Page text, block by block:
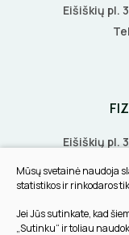
DŪMŲ
Eišiškių pl.
Eišiškių pl.
Tilžės
Mūsų svetainė naudoja
statistikos ir rinkodaros
Jei Jūs sutinkate, kad
„Sutinku“ ir toliau